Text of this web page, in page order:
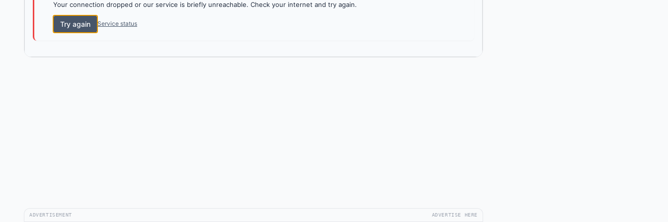
Your connection dropped or our service is briefly unreachable. Check your internet and try again.
Try again Service status
ADVERTISEMENT ADVERTISE HERE